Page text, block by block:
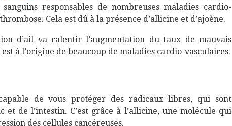
responsables de nombreuses maladies cardio-
Cela est dû à la présence d’allicine et d’ajoène.
d’ail va ralentir l’augmentation du taux de mauvais
à l’origine de beaucoup de maladies cardio-vasculaires.
de vous protéger des radicaux libres, qui sont
et de l’intestin. C’est grâce à l’allicine, une molécule qui
des cellules cancéreuses.